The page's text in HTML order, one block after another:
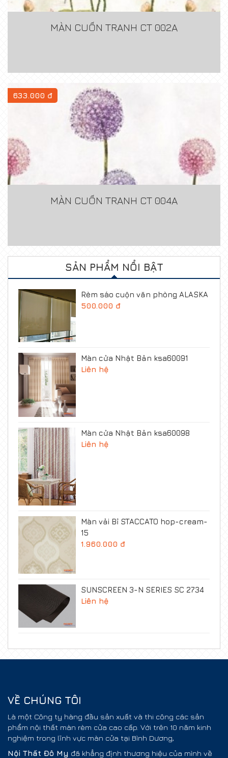
MÀN CUỐN TRANH CT 002A
633.000 đ
MÀN CUỐN TRANH CT 004A
SẢN PHẨM NỔI BẬT
Rèm sáo cuộn văn phòng ALASKA
500.000 đ
Màn cửa Nhật Bản ksa60091
Liên hệ
Màn cửa Nhật Bản ksa60098
Liên hệ
Màn vải Bỉ STACCATO hop-cream-
15
1.960.000 đ
SUNSCREEN 3-N SERIES SC 2734
Liên hệ
VỀ CHÚNG TÔI
Là một Công ty hàng đầu sản xuất và thi công các sản
phẩm nội thất màn rèm cửa cao cấp. Với trên 10 năm kinh
nghiệm trong lĩnh vực màn cửa tại Bình Dương,
Nội Thất Đô My đã khẳng định thương hiệu của mình về